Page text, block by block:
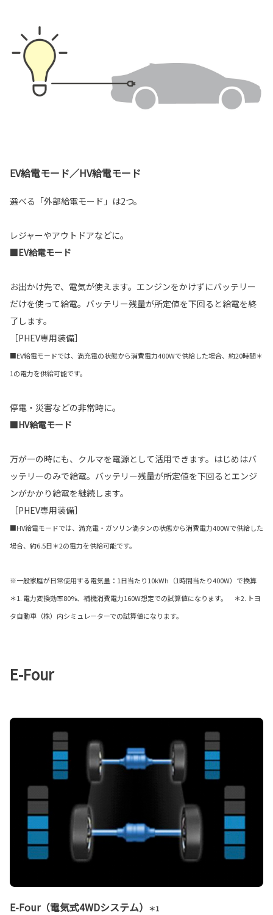
EV給電モード／HV給電モード
選べる「外部給電モード」は2つ。
レジャーやアウトドアなどに。
■EV給電モード
お出かけ先で、電気が使えます。エンジンをかけずにバッテリー
だけを使って給電。バッテリー残量が所定値を下回ると給電を終
了します。
［PHEV専用装備］
■EV給電モードでは、満充電の状態から消費電力400Wで供給した場合、約20時間＊
1の電力を供給可能です。
停電・災害などの非常時に。
■HV給電モード
万が一の時にも、クルマを電源として活用できます。はじめはバ
ッテリーのみで給電。バッテリー残量が所定値を下回るとエンジ
ンがかかり給電を継続します。
［PHEV専用装備］
■HV給電モードでは、満充電・ガソリン満タンの状態から消費電力400Wで供給した
場合、約6.5日＊2の電力を供給可能です。
※一般家庭が日常使用する電気量：1日当たり10kWh（1時間当たり400W）で換算
＊1. 電力変換効率80%、補機消費電力160W想定での試算値になります。 ＊2. トヨ
タ自動車（株）内シミュレーターでの試算値になります。
E-Four
E-Four（電気式4WDシステム） ＊1